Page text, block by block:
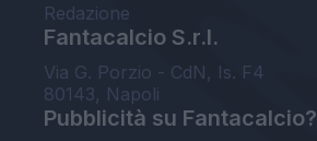
Redazione
Fantacalcio S.r.l.
Via G. Porzio - CdN, Is. F4
80143, Napoli
Pubblicità su Fantacalcio?